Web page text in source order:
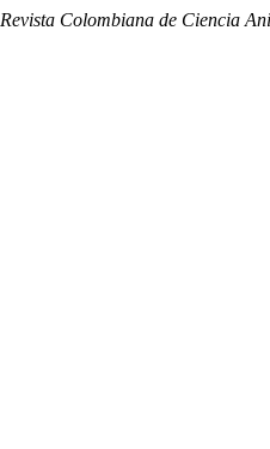
Revista Colombiana de Ciencia